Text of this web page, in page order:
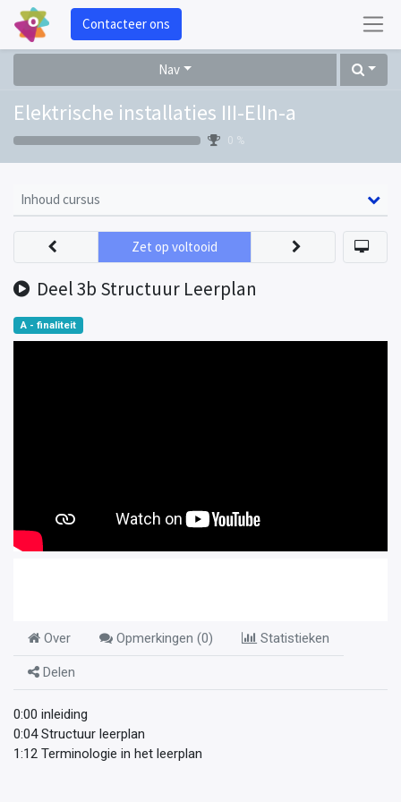
Contacteer ons
Nav
Elektrische installaties III-ElIn-a
0 %
Inhoud cursus
Deel 3b Structuur Leerplan
Zet op voltooid
A - finaliteit
Over Opmerkingen (0) Statistieken
Delen
0:00 inleiding
0:04 Structuur leerplan
1:12 Terminologie in het leerplan